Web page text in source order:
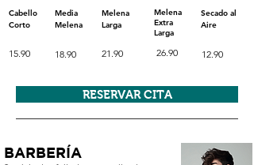
Cabello
Corto
Media
Melena
Melena
Larga
Melena
Extra
Larga
Secado al
Aire
15.90 18.90 21.90 26.90 12.90
RESERVAR CITA
BARBERÍA